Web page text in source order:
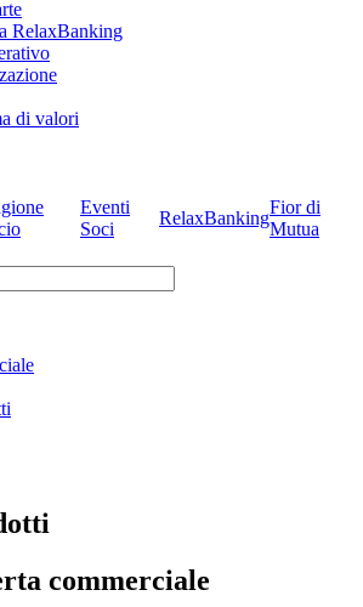
RelaxBanking
di valori
Eventi
Soci
RelaxBanking
Fior di
Mutua
commerciale